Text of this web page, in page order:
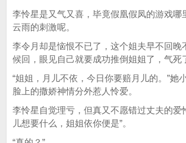
李怜星是又气又喜，毕竟假凰假凤的游戏哪
云雨的刺激呢。
李令月却是恼恨不已了，这个姐夫早不回晚
候回，眼见自己就要成功推倒姐姐了，气死
“姐姐，月儿不依，今日你要赔月儿的。”她
脸上的撒娇神情分外惹人怜爱。
李怜星自觉理亏，但真又不愿错过丈夫的爱
儿想要什么，姐姐依你便是”。